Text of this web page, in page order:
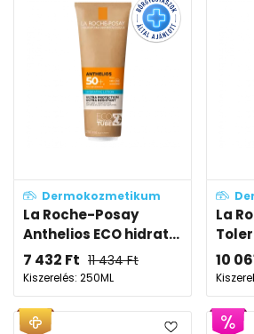
Dermokozmetikum
La Roche-Posay
Anthelios ECO hidrat...
7 432 Ft 11 434Ft
Kiszerelés: 250ML
La
10